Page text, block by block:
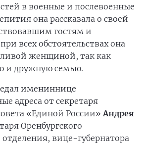
в военные и послевоенные
она рассказала о своей
гостям и
всех обстоятельствах она
женщиной, так как
и дружную семью.
имениннице
адреса от секретаря
«Единой России»Андрея
Оренбургского
отделения, вице-губернатора